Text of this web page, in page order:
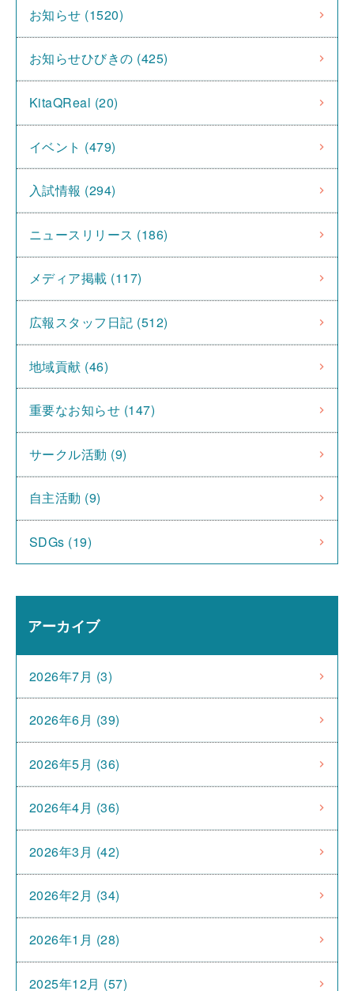
お知らせ (1520)
お知らせひびきの (425)
KitaQReal (20)
イベント (479)
入試情報 (294)
ニュースリリース (186)
メディア掲載 (117)
広報スタッフ日記 (512)
地域貢献 (46)
重要なお知らせ (147)
サークル活動 (9)
自主活動 (9)
SDGs (19)
アーカイブ
2026年7月 (3)
2026年6月 (39)
2026年5月 (36)
2026年4月 (36)
2026年3月 (42)
2026年2月 (34)
2026年1月 (28)
2025年12月 (57)